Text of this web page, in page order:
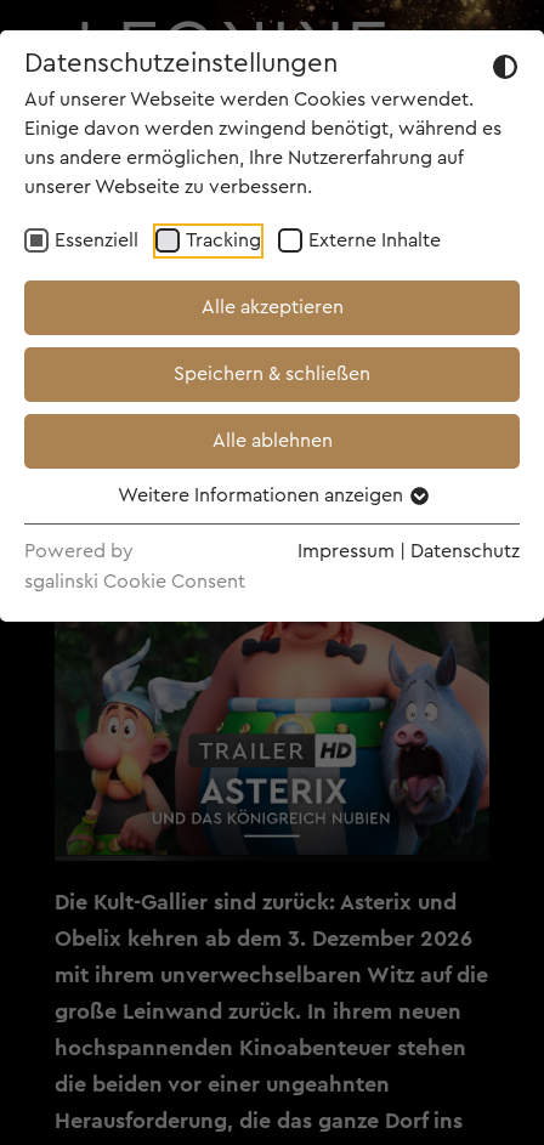
Datenschutzeinstellungen
Auf unserer Webseite werden Cookies verwendet.
Einige davon werden zwingend benötigt, während es
uns andere ermöglichen, Ihre Nutzererfahrung auf
unserer Webseite zu verbessern.
Essenziell Tracking Externe Inhalte
Alle akzeptieren
Speichern & schließen
Alle ablehnen
Weitere Informationen anzeigen
Powered by
sgalinski Cookie Consent
Impressum Datenschutz
TOP NEWS
ASTERIX UND DAS
KÖNIGREICH NUBIEN ab
3. Dezember 2026 im
Kino!
Die Kult-Gallier sind zurück: Asterix und
Obelix kehren ab dem 3. Dezember 2026
mit ihrem unverwechselbaren Witz auf die
große Leinwand zurück. In ihrem neuen
hochspannenden Kinoabenteuer stehen
die beiden vor einer ungeahnten
Herausforderung, die das ganze Dorf ins